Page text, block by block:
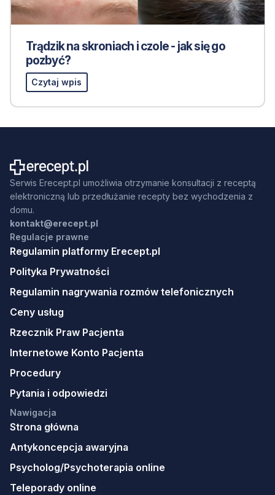
Trądzik na skroniach i czole - jak się go
pozbyć?
Czytaj wpis
Serwis Erecept.pl umożliwia otrzymanie konsultacji z receptą
elektroniczną lub przedłużanie recepty bez wychodzenia z
domu.
kontakt@erecept.pl
Regulacje prawne
Regulamin platformy Erecept.pl
Polityka Prywatności
Regulamin nagrywania rozmów telefonicznych
Ceny usług
Rzecznik Praw Pacjenta
Internetowe Konto Pacjenta
Procedury
Pytania i odpowiedzi
Nawigacja
Strona główna
Antykoncepcja awaryjna
Psycholog/Psychoterapia online
Teleporady online